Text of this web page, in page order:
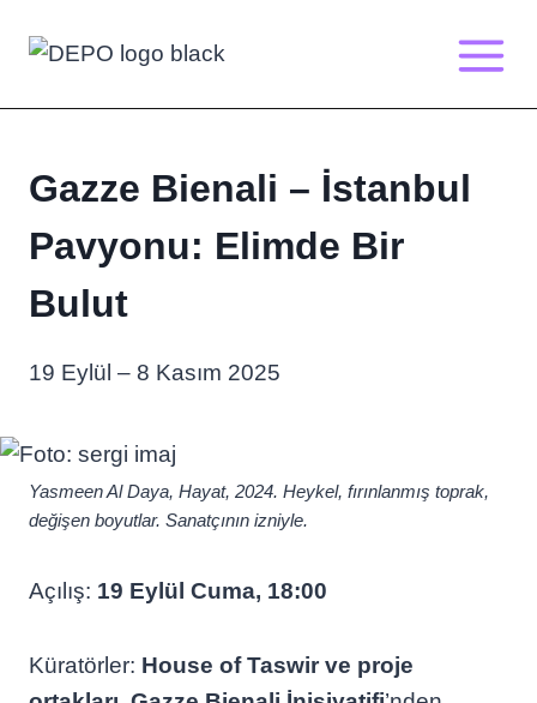
Gazze Bienali – İstanbul
Pavyonu: Elimde Bir
Bulut
19 Eylül – 8 Kasım 2025
Yasmeen Al Daya, Hayat, 2024. Heykel, fırınlanmış toprak,
değişen boyutlar. Sanatçının izniyle.
Açılış: 19 Eylül Cuma, 18:00
Küratörler: House of Taswir ve proje